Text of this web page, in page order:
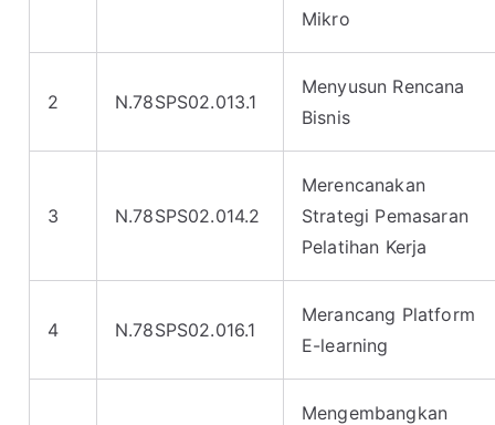
Mikro
2 N.78SPS02.013.1
Menyusun Rencana
Bisnis
3 N.78SPS02.014.2
Merencanakan
Strategi Pemasaran
Pelatihan Kerja
4 N.78SPS02.016.1
Merancang Platform
E-learning
Mengembangkan